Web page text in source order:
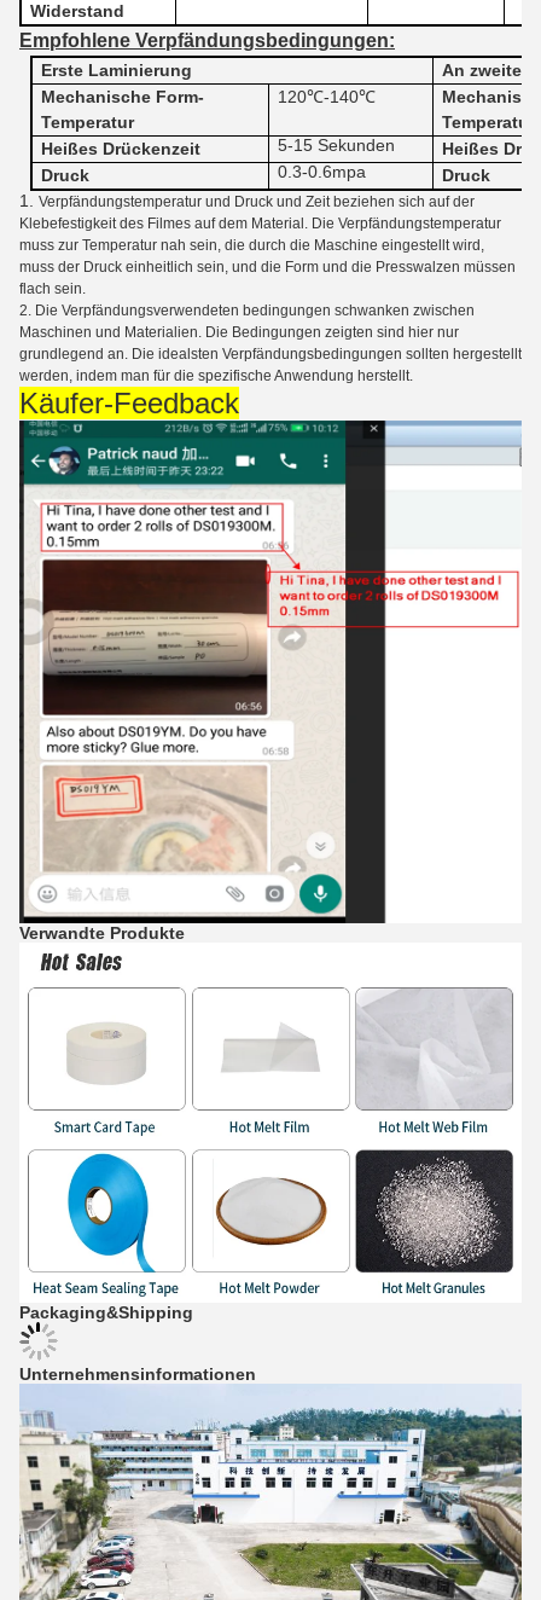
Widerstand
Empfohlene Verpfändungsbedingungen:
Erste Laminierung
An zweiter
Mechanische Form-
Temperatur
120℃-140℃
Temperatur
Heißes Drückenzeit
5-15 Sekunden
Heißes
Druck
0.3-0.6mpa
Druck
1. Verpfändungstemperatur und Druck und Zeit beziehen sich auf der
Klebefestigkeit des Filmes auf dem Material. Die Verpfändungstemperatur
muss zur Temperatur nah sein, die durch die Maschine eingestellt wird,
muss der Druck einheitlich sein, und die Form und die Presswalzen müssen
flach sein.
2. Die Verpfändungsverwendeten bedingungen schwanken zwischen
Maschinen und Materialien. Die Bedingungen zeigten sind hier nur
grundlegend an. Die idealsten Verpfändungsbedingungen sollten hergestellt
werden, indem man für die spezifische Anwendung herstellt.
Käufer-Feedback
Verwandte Produkte
Packaging&Shipping
Unternehmensinformationen